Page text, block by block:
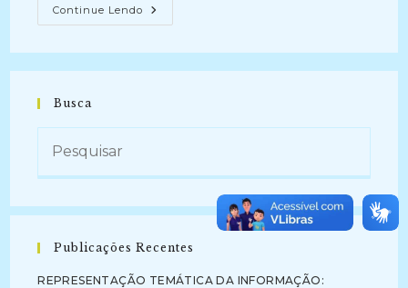
Continue Lendo OS
REGISTROS
CENTRO
DA
PARAÍBA:
Categorização
E
Metadados
De
Preservação
(2020)
Busca
Publicações Recentes
REPRESENTAÇÃO TEMÁTICA DA INFORMAÇÃO: